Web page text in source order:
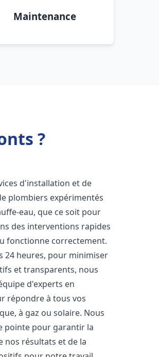
Maintenance
?
d'installation et de
plombiers expérimentés
eau, que ce soit pour
des interventions rapides
fonctionne correctement.
24 heures, pour minimiser
et transparents, nous
d'experts en
répondre à tous vos
à gaz ou solaire. Nous
pointe pour garantir la
nos résultats et de la